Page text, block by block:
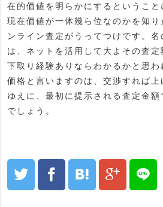
在的価値を明らかにするというこ
現在価値が一体幾ら位なのかを知
ンライン査定がうってつけです。
は、ネットを活用して大よその査定
下取り経験ありならわかるかと思わ
価格と言いますのは、交渉すれば上
ゆえに、最初に提示される査定金
でしょう。